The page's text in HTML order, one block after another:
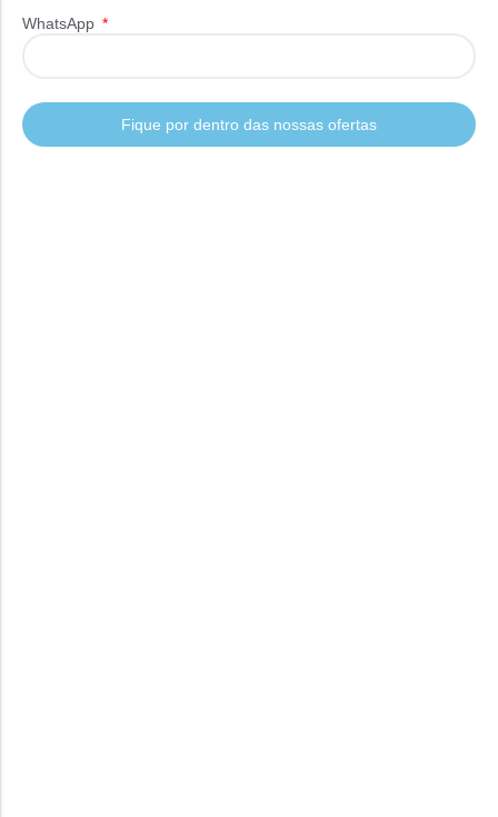
WhatsApp
Fique por dentro das nossas ofertas